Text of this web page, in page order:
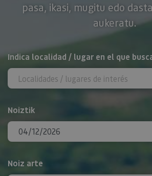
pasa, ikasi, mugitu edo
aukeratu.
BILATU
Indica localidad / lugar en el que
Noiztik
Noiz arte